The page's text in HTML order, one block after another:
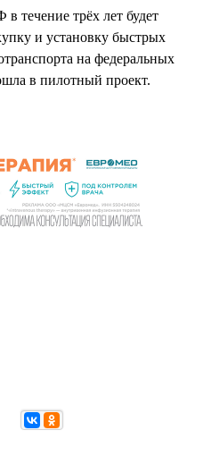
течение трёх лет будет
и установку быстрых
на федеральных
в пилотный проект.